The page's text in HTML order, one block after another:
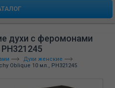
духи с феромонами
Духи женские
Oblique 10 мл., PH321245